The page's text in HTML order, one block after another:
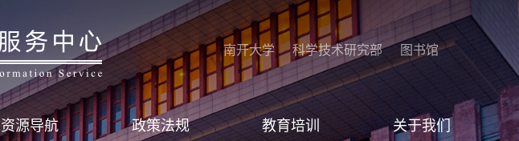
南开大学 科学技术研究部 图书馆
资源导航 政策法规 教育培训 关于我们